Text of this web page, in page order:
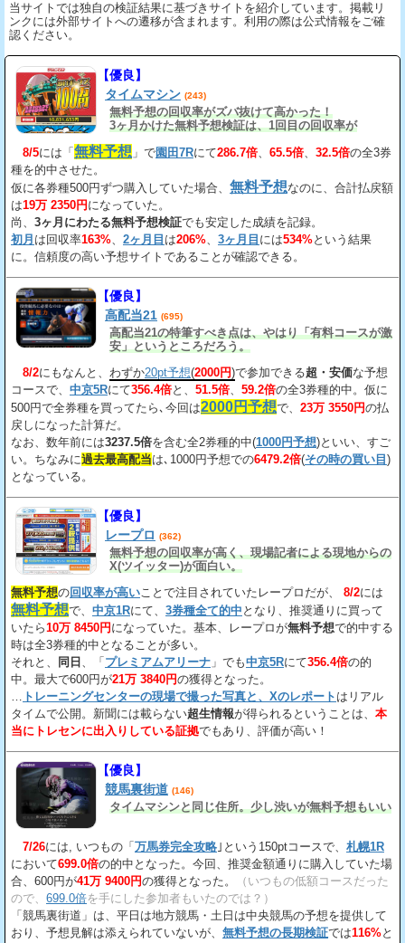
当サイトでは独自の検証結果に基づきサイトを紹介しています。掲載リ
ンクには外部サイトへの遷移が含まれます。利用の際は公式情報をご確
認ください。
【優良】
タイムマシン (243)
無料予想の回収率がズバ抜けて高かった！
3ヶ月かけた無料予想検証は、1回目の回収率が
8/5には「 無料予想 」で園田7Rにて286.7倍、 65.5倍、 32.5倍の全3券
種を的中させた。
仮に各券種500円ずつ購入していた場合、 無料予想なのに、合計払戻額
は19万 2350円 になっていた。
尚、 3ヶ月にわたる無料予想検証でも安定した成績を記録。
初月 は回収率163%、 2ヶ月目 は206%、 3ヶ月目 には534%という結果
に。信頼度の高い予想サイトであることが確認できる。
【優良】
高配当21 (695)
高配当21の特筆すべき点は、やはり「有料コースが激
安」というところだろう。
8/2にもなんと、 わずか20pt予想(2000円)で参加できる超・安価な予想
コースで、 中京5Rにて356.4倍と、 51.5倍、 59.2倍の全3券種的中。仮に
500円で全券種を買ってたら､今回は2000円予想で、 23万 3550円の払
戻しになった計算だ。
なお、数年前には3237.5倍を含む全2券種的中(1000円予想)といい、すご
い。ちなみに過去最高配当は､1000円予想での6479.2倍(その時の買い目 )
となっている。
【優良】
レープロ (362)
無料予想の回収率が高く、現場記者による現地からの
X(ツイッター)が面白い。
無料予想の回収率が高いことで注目されていたレープロだが、 8/2には
無料予想で、 中京1Rにて、 3券種全て的中 となり、推奨通りに買って
いたら10万 8450円 になっていた。基本、レープロが無料予想で的中する
時は全3券種的中となることが多い。
それと、
同日 、「 プレミアムアリーナ 」でも中京5Rにて356.4倍の的
中。最大で600円が21万 3840円の獲得となった。
… トレーニングセンターの現場で撮った写真と、Xのレポート はリアル
タイムで公開。新聞には載らない超生情報が得られるということは、 本
当にトレセンに出入りしている証拠でもあり、評価が高い！
【優良】
競馬裏街道 (146)
タイムマシンと同じ住所。少し渋いが無料予想もいい
7/26には, いつもの「 万馬券完全攻略 ｣という150ptコースで、 札幌1R
において699.0倍の的中となった。今回、推奨金額通りに購入していた場
合、600円が41万 9400円の獲得となった。
（いつもの低額コースだった
ので、 699.0倍を手にした参加者もいたのでは？）
「競馬裏街道」は、平日は地方競馬・土日は中央競馬の予想を提供して
おり、予想見解は添えられていないが、 無料予想の長期検証では116%と